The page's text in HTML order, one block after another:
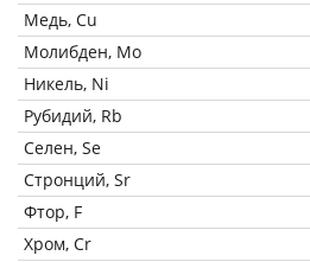
Медь, Cu
Молибден, Mo
Никель, Ni
Рубидий, Rb
Селен, Se
Стронций, Sr
Фтор, F
Хром, Cr